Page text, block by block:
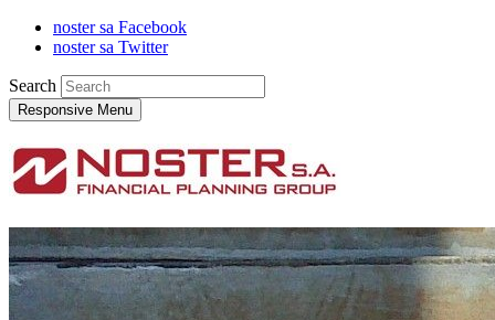
noster sa Facebook
noster sa Twitter
Search
Responsive Menu